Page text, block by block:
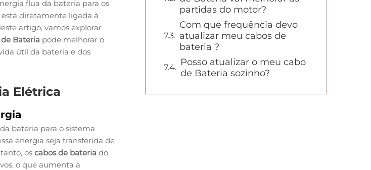
flua da bateria para os
está diretamente ligada à
artigo, vamos explorar
Bateria pode melhorar o
útil da bateria e dos
Elétrica
bateria para o sistema
energia seja transferida de
os cabos de bateria do
o que aumenta a
partidas do motor?
Com que frequência devo
atualizar meu cabos de
bateria ?
Posso atualizar o meu cabo
de Bateria sozinho?